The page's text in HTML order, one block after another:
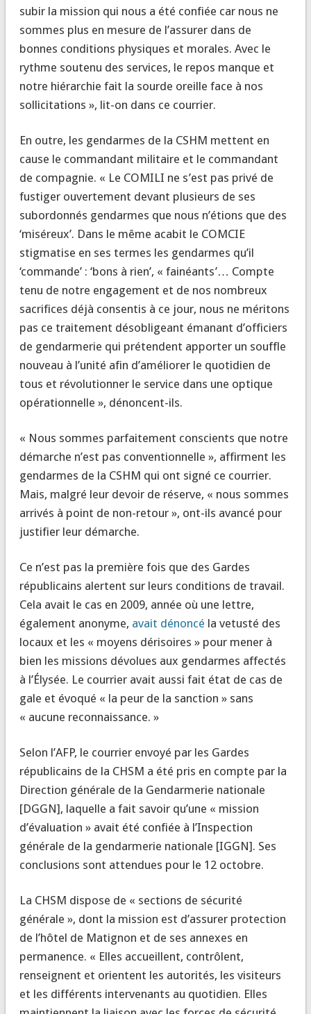
subir la mission qui nous a été confiée car nous ne
sommes plus en mesure de l’assurer dans de
bonnes conditions physiques et morales. Avec le
rythme soutenu des services, le repos manque et
notre hiérarchie fait la sourde oreille face à nos
sollicitations », lit-on dans ce courrier.
En outre, les gendarmes de la CSHM mettent en
cause le commandant militaire et le commandant
de compagnie. « Le COMILI ne s’est pas privé de
fustiger ouvertement devant plusieurs de ses
subordonnés gendarmes que nous n’étions que des
‘miséreux’. Dans le même acabit le COMCIE
stigmatise en ses termes les gendarmes qu’il
‘commande’ : ‘bons à rien’, « fainéants’… Compte
tenu de notre engagement et de nos nombreux
sacrifices déjà consentis à ce jour, nous ne méritons
pas ce traitement désobligeant émanant d’officiers
de gendarmerie qui prétendent apporter un souffle
nouveau à l’unité afin d’améliorer le quotidien de
tous et révolutionner le service dans une optique
opérationnelle », dénoncent-ils.
« Nous sommes parfaitement conscients que notre
démarche n’est pas conventionnelle », affirment les
gendarmes de la CSHM qui ont signé ce courrier.
Mais, malgré leur devoir de réserve, « nous sommes
arrivés à point de non-retour », ont-ils avancé pour
justifier leur démarche.
Ce n’est pas la première fois que des Gardes
républicains alertent sur leurs conditions de travail.
Cela avait le cas en 2009, année où une lettre,
également anonyme, avait dénoncé la vetusté des
locaux et les « moyens dérisoires » pour mener à
bien les missions dévolues aux gendarmes affectés
à l’Élysée. Le courrier avait aussi fait état de cas de
gale et évoqué « la peur de la sanction » sans
« aucune reconnaissance. »
Selon l’AFP, le courrier envoyé par les Gardes
républicains de la CHSM a été pris en compte par la
Direction générale de la Gendarmerie nationale
[DGGN], laquelle a fait savoir qu’une « mission
d’évaluation » avait été confiée à l’Inspection
générale de la gendarmerie nationale [IGGN]. Ses
conclusions sont attendues pour le 12 octobre.
La CHSM dispose de « sections de sécurité
générale », dont la mission est d’assurer protection
de l’hôtel de Matignon et de ses annexes en
permanence. « Elles accueillent, contrôlent,
renseignent et orientent les autorités, les visiteurs
et les différents intervenants au quotidien. Elles